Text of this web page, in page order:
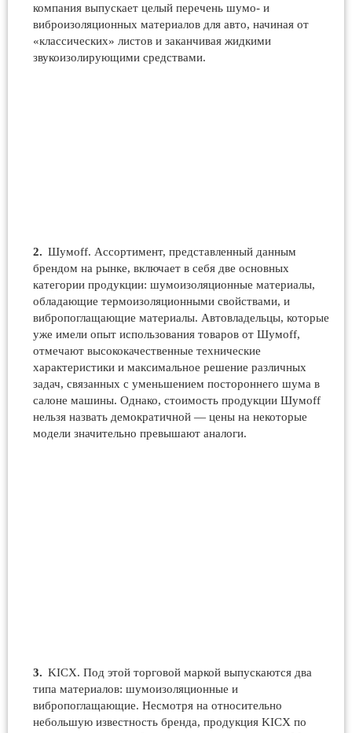
компания выпускает целый перечень шумо- и
виброизоляционных материалов для авто, начиная от
«классических» листов и заканчивая жидкими
звукоизолирующими средствами.
Шумoff. Ассортимент, представленный данным
брендом на рынке, включает в себя две основных
категории продукции: шумоизоляционные материалы,
обладающие термоизоляционными свойствами, и
вибропоглащающие материалы. Автовладельцы, которые
уже имели опыт использования товаров от Шумoff,
отмечают высококачественные технические
характеристики и максимальное решение различных
задач, связанных с уменьшением постороннего шума в
салоне машины. Однако, стоимость продукции Шумoff
нельзя назвать демократичной — цены на некоторые
модели значительно превышают аналоги.
KICX. Под этой торговой маркой выпускаются два
типа материалов: шумоизоляционные и
вибропоглащающие. Несмотря на относительно
небольшую известность бренда, продукция KICX по